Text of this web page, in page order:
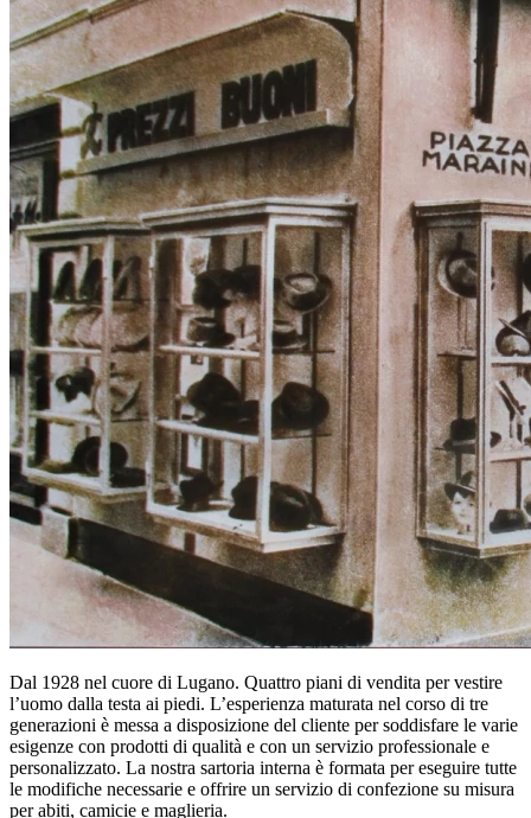
Dal 1928 nel cuore di Lugano. Quattro piani di vendita per vestire
l’uomo dalla testa ai piedi. L’esperienza maturata nel corso di tre
generazioni è messa a disposizione del cliente per soddisfare le varie
esigenze con prodotti di qualità e con un servizio professionale e
personalizzato. La nostra sartoria interna è formata per eseguire tutte
le modifiche necessarie e offrire un servizio di confezione su misura
per abiti, camicie e maglieria.